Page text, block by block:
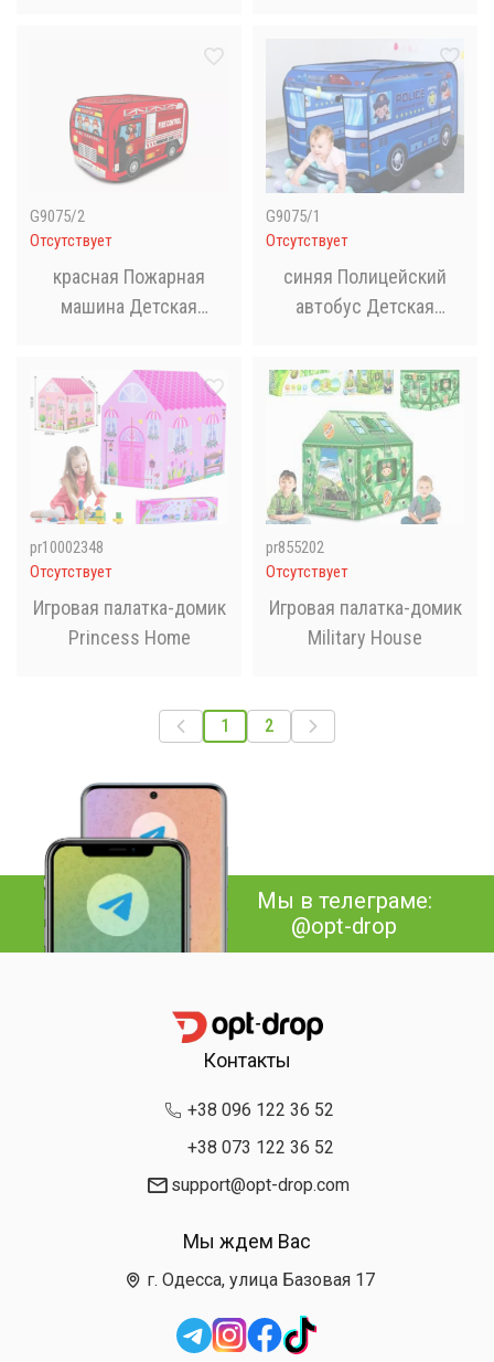
MR 1309 Коричневый
G9075/2
Отсутствует
красная Пожарная
машина Детская
Group TENT 110 х 70 х
70 см в сумке
G9075/1
Отсутствует
синяя Полицейский
автобус Детская
Group TENT 110 х 70 х
70 см в сумке
pr10002348
Отсутствует
Игровая палатка-домик
Princess Home
pr855202
Отсутствует
Игровая палатка-домик
Military House
1 2
Мы в телеграме:
@opt-drop
Контакты
+38 096 122 36 52
+38 073 122 36 52
support@opt-drop.com
Мы ждем Вас
г. Одесса, улица Базовая 17